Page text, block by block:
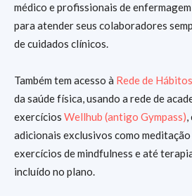
médico e profissionais de
para atender seus colaboradores
de cuidados clínicos.
Também tem acesso à Rede de
da saúde física, usando a rede de
exercícios Wellhub (antigo Gympass),
adicionais exclusivos como
exercícios de mindfulness e até
incluído no plano.